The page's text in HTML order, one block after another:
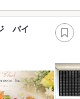
バイ